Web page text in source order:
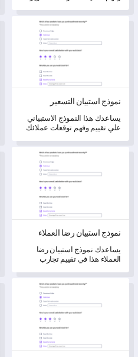
نموذج استبيان التسعير
نموذج استبيان التسعير
يساعدك هذا النموذج الاستبياني
على تقييم وفهم توقعات عملائك
تحسين استراتيجيتك التسعيرية.
نموذج استبيان رضا العملاء
نموذج استبيان رضا العملاء
يساعدك نموذج استبيان رضا
العملاء هذا في تقييم تجارب
نموذج استبيان صوت العميل